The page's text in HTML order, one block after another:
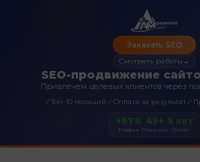
SEO-продвижение
Привлечем целевых клиентов через
✓Топ-10 позиций ✓Оплата за результат✓
Заказать SEO
Смотреть работы →
+87%
Трафик
45+
Проекты
5 лет
Опыт